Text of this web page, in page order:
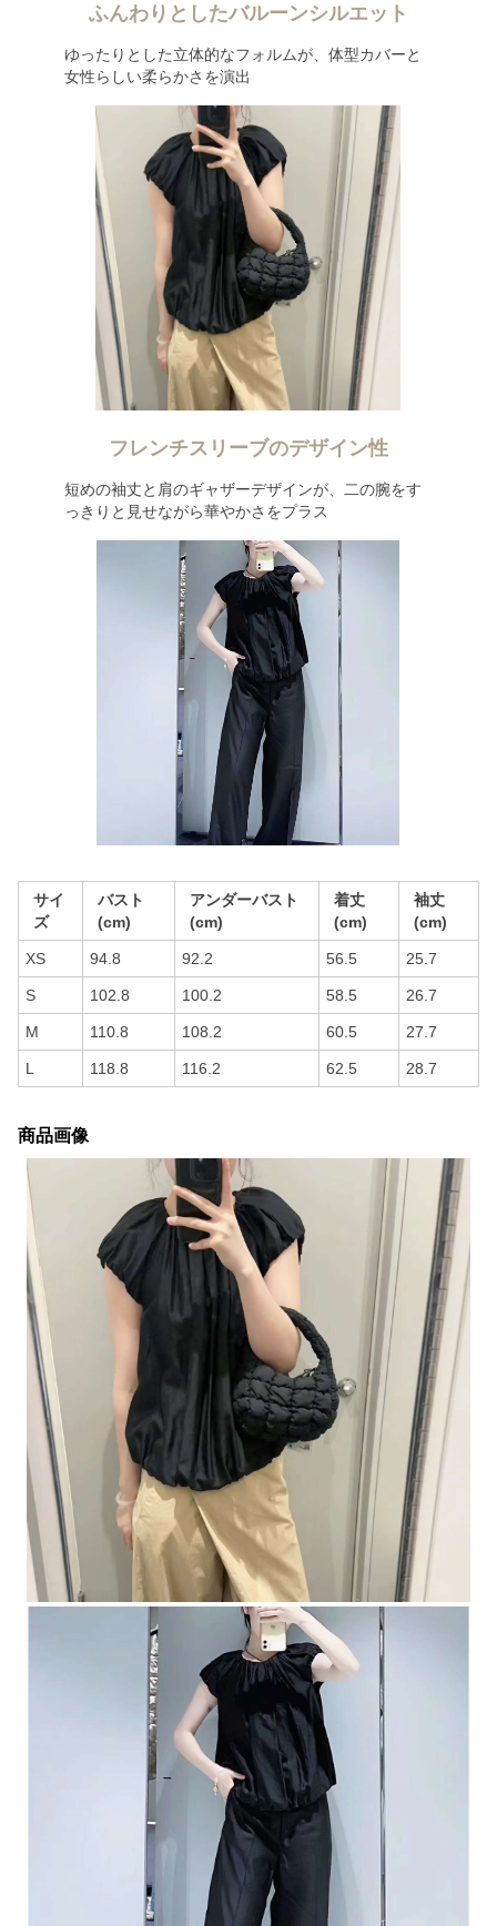
ふんわりとしたバルーンシルエット
ゆったりとした立体的なフォルムが、体型カバーと
女性らしい柔らかさを演出
フレンチスリーブのデザイン性
短めの袖丈と肩のギャザーデザインが、二の腕をす
っきりと見せながら華やかさをプラス
サイ
ズ
バスト
(cm)
アンダーバスト
(cm)
着丈
(cm)
袖丈
(cm)
XS 94.8 92.2 56.5 25.7
S 102.8 100.2 58.5 26.7
M 110.8 108.2 60.5 27.7
L 118.8 116.2 62.5 28.7
商品画像